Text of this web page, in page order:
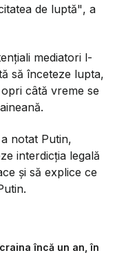
de luptă", a
mediatori l-
să înceteze lupta,
câtă vreme se
notat Putin,
interdicţia legală
şi să explice ce
încă un an, în